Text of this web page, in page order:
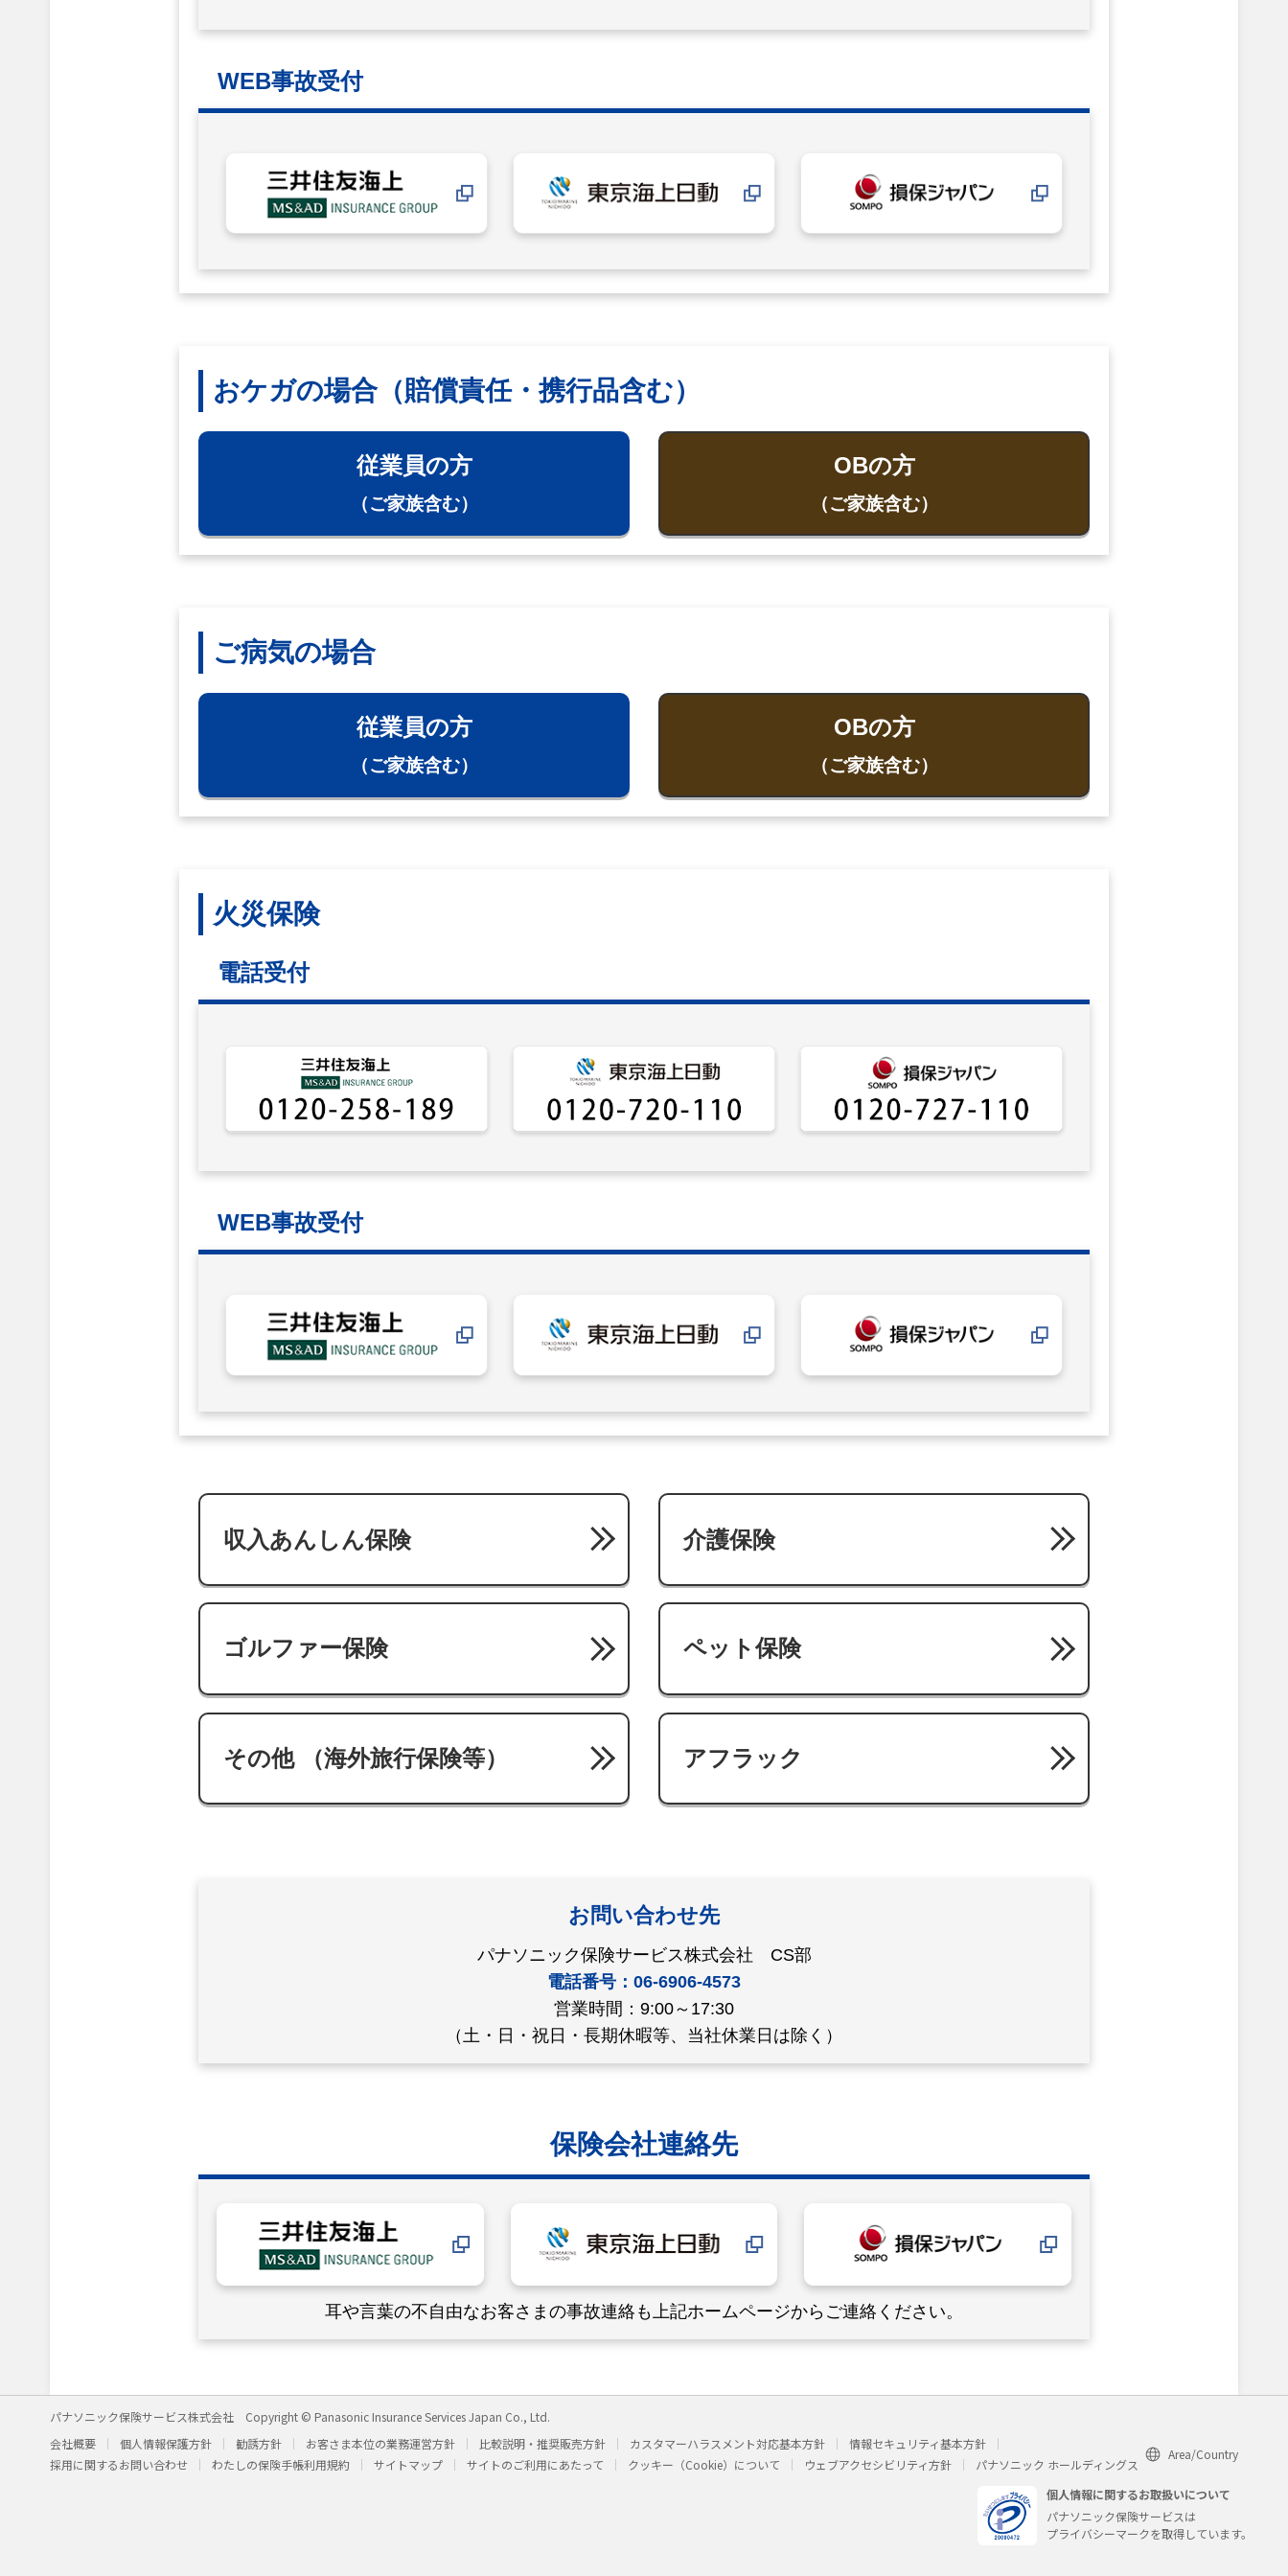
WEB事故受付
おケガの場合（賠償責任・携行品含む）
従業員の方
（ご家族含む）
OBの方
（ご家族含む）
ご病気の場合
従業員の方
（ご家族含む）
OBの方
（ご家族含む）
火災保険
電話受付
WEB事故受付
収入あんしん保険 介護保険
ゴルファー保険 ペット保険
その他 （海外旅行保険等） アフラック
お問い合わせ先
パナソニック保険サービス株式会社 CS部
電話番号：06-6906-4573
営業時間：9:00～17:30
（土・日・祝日・長期休暇等、当社休業日は除く）
保険会社連絡先
耳や言葉の不自由なお客さまの事故連絡も上記ホームページからご連絡ください。
パナソニック保険サービス株式会社
Copyright © Panasonic Insurance Services Japan Co., Ltd.
会社概要
個人情報保護方針 勧誘方針 お客さま本位の業務運営方針 比較説明・推奨販売方針 カスタマーハラスメント対応基本方針
情報セキュリティ基本方針
採用に関するお問い合わせ
わたしの保険手帳利用規約 サイトマップ サイトのご利用にあたって クッキー（Cookie）について ウェブアクセシビリティ方針 パナソニック ホールディングス
Area/Country
個人情報に関するお取扱いについて
パナソニック保険サービスは
プライバシーマークを取得しています。